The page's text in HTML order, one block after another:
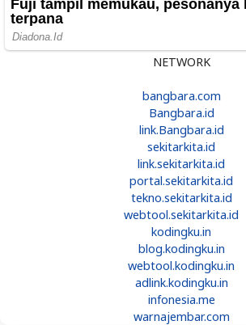
NETWORK
bangbara.com
Bangbara.id
link.Bangbara.id
sekitarkita.id
link.sekitarkita.id
portal.sekitarkita.id
tekno.sekitarkita.id
webtool.sekitarkita.id
kodingku.in
blog.kodingku.in
webtool.kodingku.in
adlink.kodingku.in
infonesia.me
warnajembar.com